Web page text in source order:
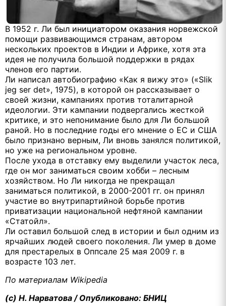
В 1952 г. Ли был инициатором оказания норвежской
помощи развивающимся странам, автором
нескольких проектов в Индии и Африке, хотя эта
идея не получила большой поддержки в рядах
членов его партии.
Ли написал автобиографию «Как я вижу это» («Slik
jeg ser det», 1975), в которой он рассказывает о
своей жизни, кампаниях против тоталитарной
идеологии. Эти кампании подвергались жесткой
критике, и это непонимание было для Ли большой
раной. Но в последние годы его мнение о ЕС и США
было признано верным, Ли вновь занялся политикой,
но уже на региональном уровне.
После ухода в отставку ему выделили участок леса,
где он мог заниматься своим хобби – лесным
хозяйством. Но Ли никогда не прекращал
заниматься политикой, в 2000-2001 гг. он принял
участие во внутрипартийной борьбе против
приватизации национальной нефтяной кампании
«Статойл».
Ли оставил большой след в истории и был одним из
ярчайших людей своего поколения. Ли умер в доме
для престарелых в Оппсале 25 мая 2009 г. в
возрасте 103 лет.
По материалам Wikipedia
(с) Н. Нарватова / Опубликовано: БНИЦ